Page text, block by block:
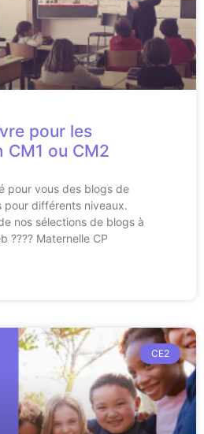
pour les
CM1 ou CM2
pour vous des blogs de
pour différents niveaux.
nos sélections de blogs à
???? Maternelle CP
CE2